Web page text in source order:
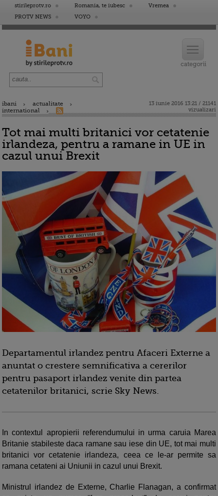
stirileprotv.ro Romania, te iubesc
Vremea
PROTV NEWS
VOYO
ibani
actualitate
international
13 iunie 2016 13:21 / 21141
vizualizari
Tot mai multi britanici vor cetatenie
irlandeza, pentru a ramane in UE in
cazul unui Brexit
Departamentul irlandez pentru Afaceri Externe a
anuntat o crestere semnificativa a cererilor
pentru pasaport irlandez venite din partea
cetatenilor britanici, scrie Sky News.
In contextul apropierii referendumului in urma caruia Marea
Britanie stabileste daca ramane sau iese din UE, tot mai multi
britanici vor cetatenie irlandeza, ceea ce le-ar permite sa
ramana cetateni ai Uniunii in cazul unui Brexit.
Ministrul irlandez de Externe, Charlie Flanagan, a confirmat